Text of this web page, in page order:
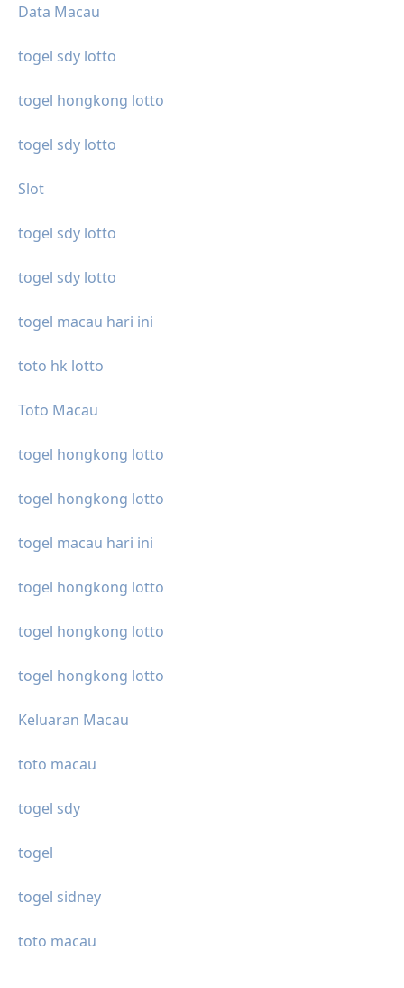
Data Macau
togel sdy lotto
togel hongkong lotto
togel sdy lotto
Slot
togel sdy lotto
togel sdy lotto
togel macau hari ini
toto hk lotto
Toto Macau
togel hongkong lotto
togel hongkong lotto
togel macau hari ini
togel hongkong lotto
togel hongkong lotto
togel hongkong lotto
Keluaran Macau
toto macau
togel sdy
togel
togel sidney
toto macau